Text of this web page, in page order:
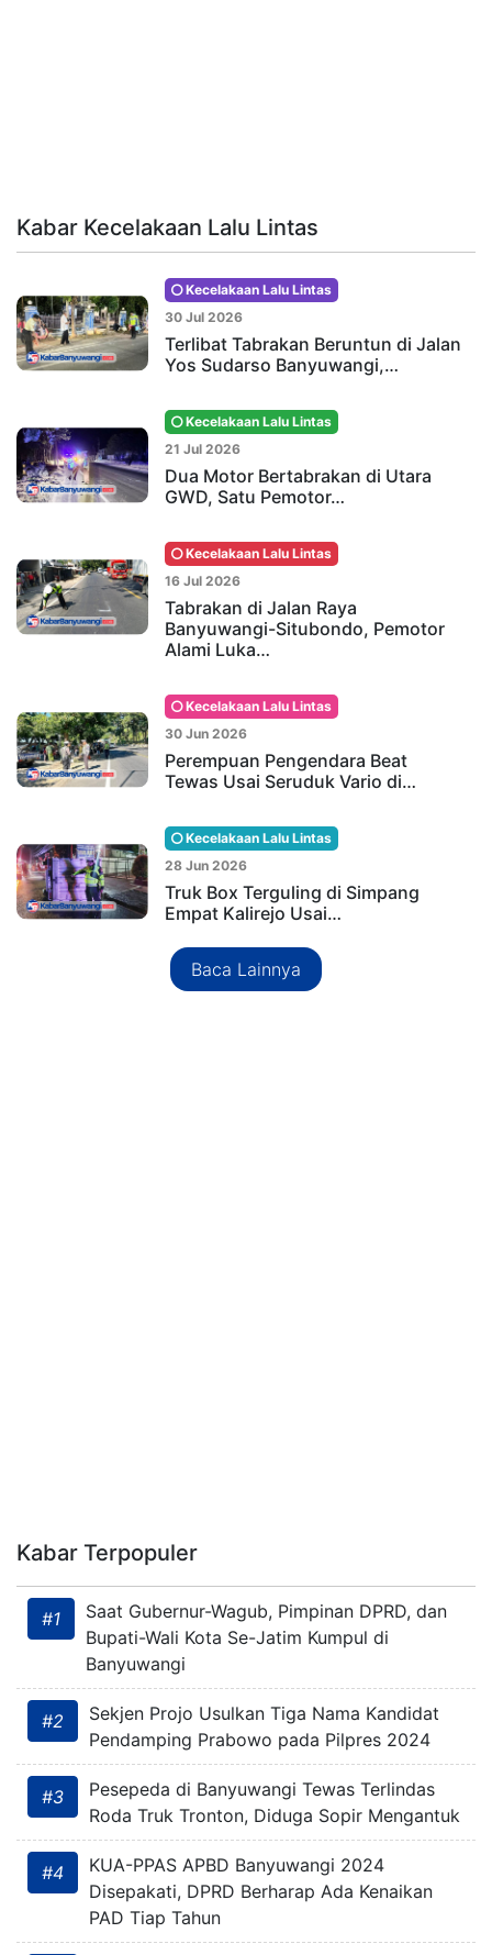
Kabar Kecelakaan Lalu Lintas
Kecelakaan Lalu Lintas
30 Jul 2026
Terlibat Tabrakan Beruntun di Jalan
Yos Sudarso Banyuwangi,…
Kecelakaan Lalu Lintas
21 Jul 2026
Dua Motor Bertabrakan di Utara
GWD, Satu Pemotor…
Kecelakaan Lalu Lintas
16 Jul 2026
Tabrakan di Jalan Raya
Banyuwangi-Situbondo, Pemotor
Alami Luka…
Kecelakaan Lalu Lintas
30 Jun 2026
Perempuan Pengendara Beat
Tewas Usai Seruduk Vario di…
Kecelakaan Lalu Lintas
28 Jun 2026
Truk Box Terguling di Simpang
Empat Kalirejo Usai…
Baca Lainnya
Kabar Terpopuler
#1
Saat Gubernur-Wagub, Pimpinan DPRD, dan
Bupati-Wali Kota Se-Jatim Kumpul di
Banyuwangi
#2
Sekjen Projo Usulkan Tiga Nama Kandidat
Pendamping Prabowo pada Pilpres 2024
#3
Pesepeda di Banyuwangi Tewas Terlindas
Roda Truk Tronton, Diduga Sopir Mengantuk
#4
KUA-PPAS APBD Banyuwangi 2024
Disepakati, DPRD Berharap Ada Kenaikan
PAD Tiap Tahun